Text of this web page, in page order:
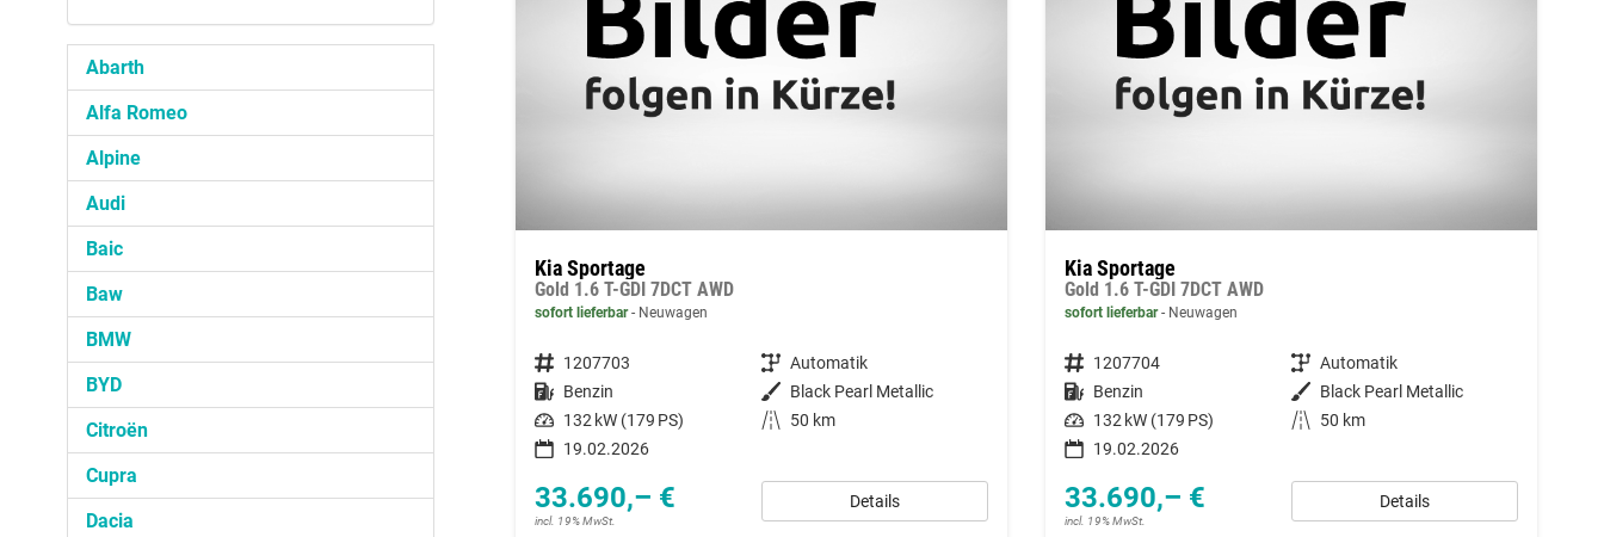
Kia Sportage
Gold 1.6 T-GDI 7DCT AWD
sofort lieferbar Neuwagen
Fahrzeugnummer 1207703 Getriebe Automatik
Kraftstoff Benzin Außenfarbe Black Pearl Metallic
Leistung 132 kW (179 PS) Kilometerstand
50 km
19.02.2026
33.690,– €
incl. 19% MwSt.
Details
Kia Sportage
Gold 1.6 T-GDI 7DCT AWD
sofort lieferbar Neuwagen
Fahrzeugnummer 1207704 Getriebe Automatik
Kraftstoff Benzin Außenfarbe Black Pearl Metallic
Leistung 132 kW (179 PS) Kilometerstand
50 km
19.02.2026
33.690,– €
incl. 19% MwSt.
Details
Abarth
Alfa Romeo
Alpine
Audi
Baic
Baw
BMW
BYD
Citroën
Cupra
Dacia